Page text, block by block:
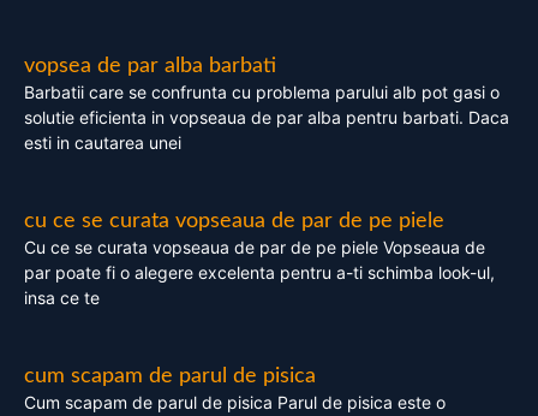
vopsea de par alba barbati
Barbatii care se confrunta cu problema parului alb pot gasi o
solutie eficienta in vopseaua de par alba pentru barbati. Daca
esti in cautarea unei
cu ce se curata vopseaua de par de pe piele
Cu ce se curata vopseaua de par de pe piele Vopseaua de
par poate fi o alegere excelenta pentru a-ti schimba look-ul,
insa ce te
cum scapam de parul de pisica
Cum scapam de parul de pisica Parul de pisica este o